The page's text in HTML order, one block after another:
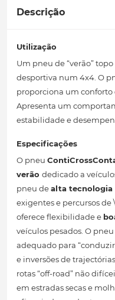
Descrição
Utilização
Um pneu de “verão”
desportiva num 4x4. O
proporciona um
Apresenta um
estabilidade e
Especificações
O pneu
verão dedicado a
pneu dealta tecnologia
exigentes e percursos
oferece flexibilidade e
veículos pesados. O
adequado para
e inversões de
rotas “off-road” não
em estradas secas e